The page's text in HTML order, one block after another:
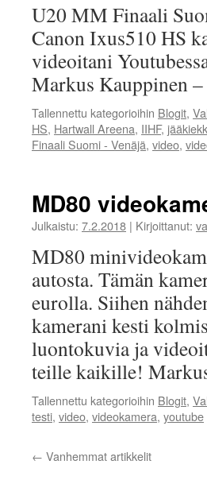
U20 MM Finaali
Canon Ixus510 HS
videoitani
Markus Kauppinen
Tallennettu kategorioihin Blogit,
HS, Hartwall Areena, IIHF,
Finaali Suomi - Venäjä, video,
MD80
Julkaistu: 7.2.2018 | Kirjoittanut:
MD80
autosta. Tämän
eurolla. Siihen
kamerani kesti
luontokuvia ja
teille kaikille!
Tallennettu kategorioihin Blogit,
testi, video, videokamera, youtube
← Vanhemmat artikkelit